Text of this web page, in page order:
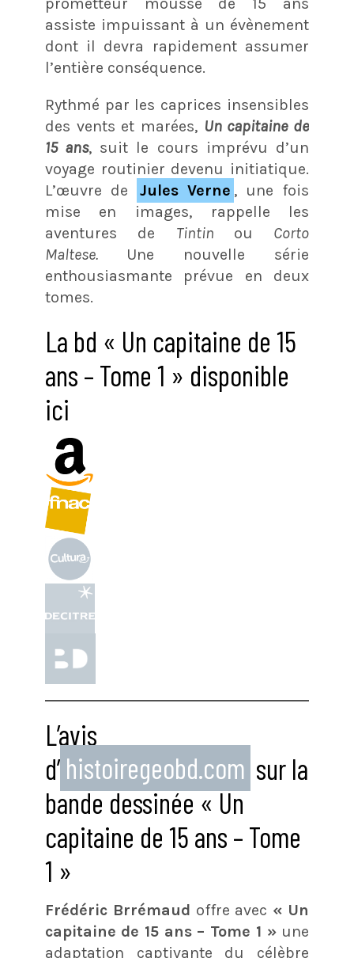
assiste impuissant à un évènement
dont il devra rapidement assumer
l’entière conséquence.
Rythmé par les caprices insensibles
des vents et marées, Un capitaine de
15 ans, suit le cours imprévu d’un
voyage routinier devenu initiatique.
L’œuvre de
Jules Verne , une fois
mise en images, rappelle les
aventures de Tintin ou Corto
Maltese. Une nouvelle série
enthousiasmante prévue en deux
tomes.
La bd « Un capitaine de 15
ans – Tome 1 » disponible
ici
L’avis
d’ histoiregeobd.com sur la
bande dessinée « Un
capitaine de 15 ans – Tome
1 »
Frédéric Brrémaud offre avec « Un
capitaine de 15 ans – Tome 1 »une
adaptation captivante du célèbre